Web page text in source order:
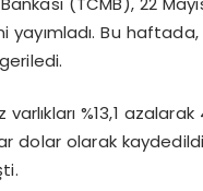
yayımladı. Bu
%13,1
dolar olarak